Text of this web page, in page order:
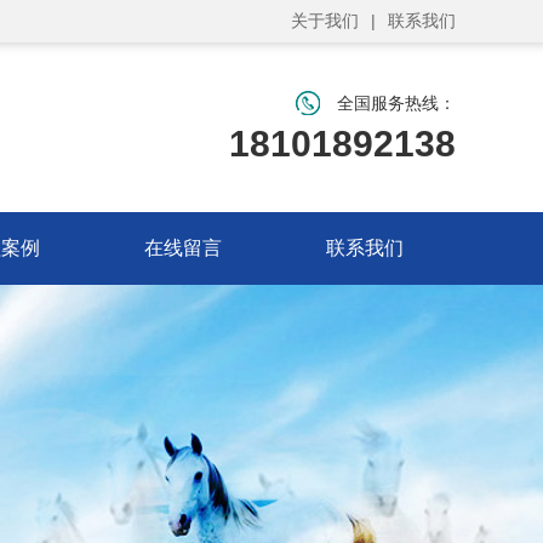
关于我们 | 联系我们
全国服务热线：
18101892138
例 在线留言 联系我们